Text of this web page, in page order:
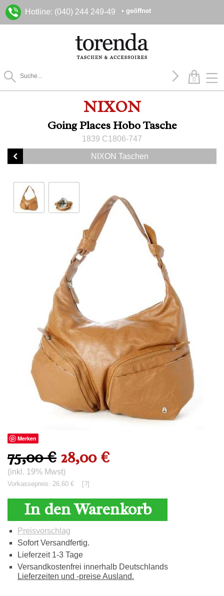
Hotline: (040) 244 249-49 • geöffnet
0
NIXON
Going Places Hobo Tasche
1839 C1806-747
NIXON Taschen
Merken
75,00 € 28,00 €
(inkl. 19% Mwst)
Vorkassepreis: 26,60 € [?]
In den Warenkorb
Preisvorschlag
Sofort Versandfertig.
Lieferzeit 1-3 Tage
Versandkostenfrei innerhalb Deutschlands
Lieferzeiten und -preise Ausland.